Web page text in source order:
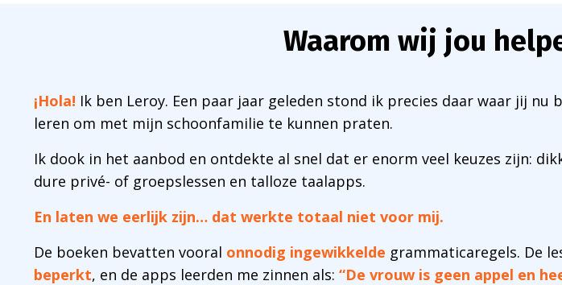
Waarom wij jou
¡Hola! Ik ben Leroy. Een paar jaar geleden stond ik precies daar waar jij nu
leren om met mijn schoonfamilie te kunnen praten.
Ik dook in het aanbod en ontdekte al snel dat er enorm veel keuzes zijn:
dure privé- of groepslessen en talloze taalapps.
En laten we eerlijk zijn… dat werkte totaal niet voor mij.
De boeken bevatten vooral onnodig ingewikkelde grammaticaregels. De
beperkt, en de apps leerden me zinnen als: “De vrouw is geen appel en